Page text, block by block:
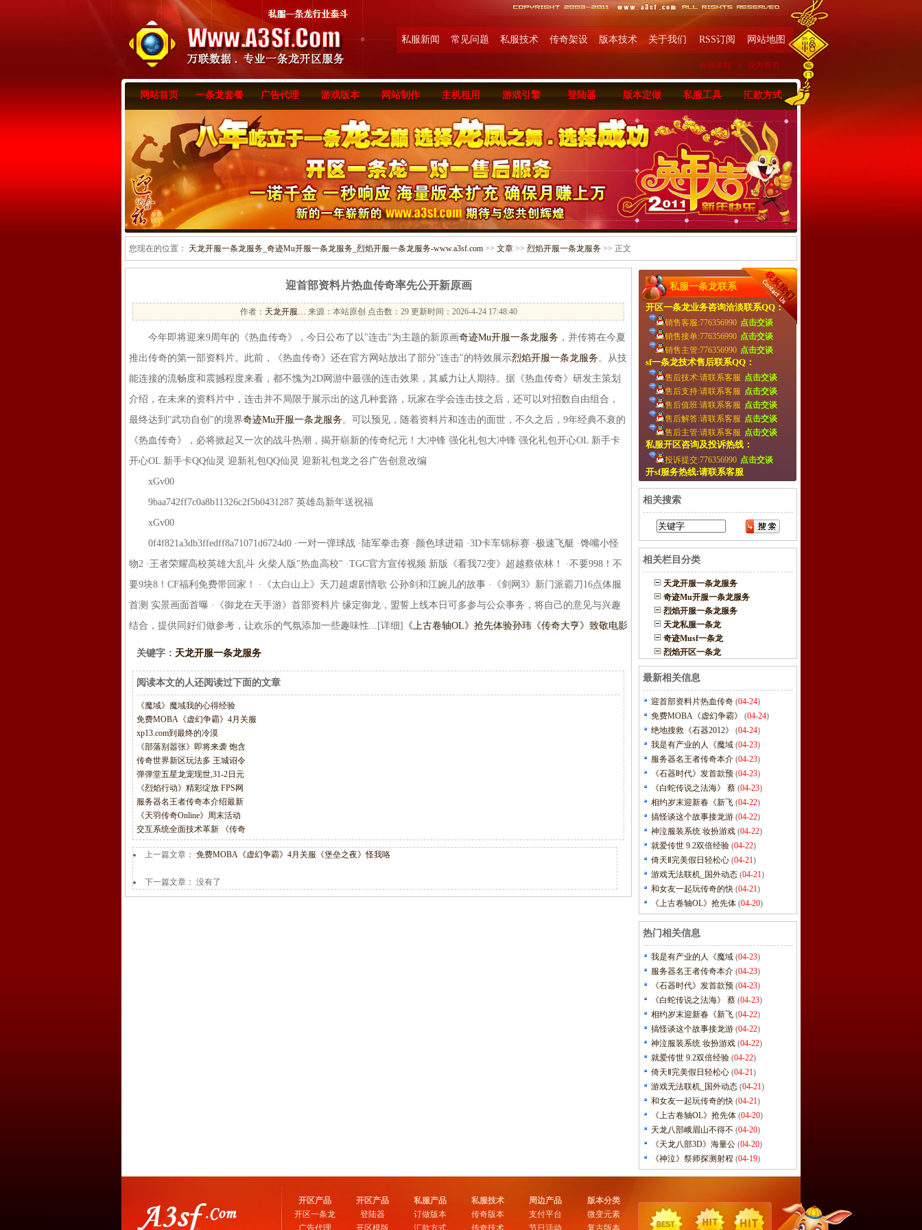
私服新闻 常见问题 私服技术 传奇架设 版本技术 关于我们 RSS订阅 网站地图
收藏本站 设为首页
网站首页 一条龙套餐 广告代理 游戏版本 网站制作 主机租用 游戏引擎 登陆器 版本定做 私服工具 汇款方式
您现在的位置： 天龙开服一条龙服务_奇迹Mu开服一条龙服务_烈焰开服一条龙服务-www.a3sf.com >> 文章 >> 烈焰开服一条龙服务 >> 正文
迎首部资料片热血传奇率先公开新原画
作者： 天龙开服… 来源：本站原创 点击数： 29 更新时间：2026-4-24 17:48:40
今年即将迎来9周年的《热血传奇》，今日公布了以"连击"为主题的新原画奇迹Mu开服一条龙服务 ，并传将在今夏
推出传奇的第一部资料片。此前，《热血传奇》还在官方网站放出了部分"连击"的特效展示烈焰开服一条龙服务。从技
能连接的流畅度和震撼程度来看，都不愧为2D网游中最强的连击效果，其威力让人期待。据《热血传奇》研发主策划
介绍，在未来的资料片中，连击并不局限于展示出的这几种套路，玩家在学会连击技之后，还可以对招数自由组合，
最终达到"武功自创"的境界奇迹Mu开服一条龙服务。可以预见，随着资料片和连击的面世，不久之后，9年经典不衰的
《热血传奇》，必将掀起又一次的战斗热潮，揭开崭新的传奇纪元！大冲锋 强化礼包大冲锋 强化礼包开心OL 新手卡
开心OL 新手卡QQ仙灵 迎新礼包QQ仙灵 迎新礼包龙之谷广告创意改编
xGv00
9baa742ff7c0a8b11326c2f5b0431287 英雄岛新年送祝福
xGv00
0f4f821a3db3ffedff8a71071d6724d0 ·一对一弹球战 ·陆军拳击赛 ·颜色球进箱 ·3D卡车锦标赛 ·极速飞艇 ·馋嘴小怪
物2 ·王者荣耀高校英雄大乱斗 火柴人版"热血高校" ·TGC官方宣传视频 新版《看我72变》超越蔡依林！ ·不要998！不
要9块8！CF福利免费带回家！ ·《太白山上》天刀超虐剧情歌 公孙剑和江婉儿的故事 ·《剑网3》新门派霸刀16点体服
首测 实景画面首曝 ·《御龙在天手游》首部资料片 缘定御龙，盟誓上线本日可多参与公众事务，将自己的意见与兴趣
结合，提供同好们做参考，让欢乐的气氛添加一些趣味性...[详细]
《上古卷轴OL》抢先体验孙玮《传奇大亨》致敬电影
关键字： 天龙开服一条龙服务
阅读本文的人还阅读过下面的文章
《魔域》魔域我的心得经验
免费MOBA《虚幻争霸》4月关服
xp13.com到最终的冷漠
《部落别嚣张》即将来袭 饱含
传奇世界新区玩法多 王城诏令
弹弹堂五星龙宠现世,31-2日元
《烈焰行动》精彩绽放 FPS网
服务器名王者传奇本介绍最新
《天羽传奇Online》周末活动
交互系统全面技术革新 《传奇
上一篇文章： 免费MOBA《虚幻争霸》4月关服《堡垒之夜》怪我咯
下一篇文章： 没有了
私服一条龙联系
开区一条龙业务咨询洽淡联系QQ：
销售客服:776356990 点击交谈
销售接单:776356990 点击交谈
销售主管:776356990 点击交谈
sf一条龙技术售后联系QQ：
售后技术:请联系客服 点击交谈
售后支持:请联系客服 点击交谈
售后值班:请联系客服 点击交谈
售后解答:请联系客服 点击交谈
售后主管:请联系客服 点击交谈
私服开区咨询及投诉热线：
投诉提交:776356990 点击交谈
开sf服务热线:请联系客服
相关搜索
相关栏目分类
天龙开服一条龙服务
奇迹Mu开服一条龙服务
烈焰开服一条龙服务
天龙私服一条龙
奇迹Musf一条龙
烈焰开区一条龙
最新相关信息
迎首部资料片热血传奇 (04-24)
免费MOBA《虚幻争霸》
(04-24)
绝地搜救《石器2012》
(04-24)
我是有产业的人《魔域 (04-23)
服务器名王者传奇本介 (04-23)
《石器时代》发首款预 (04-23)
《白蛇传说之法海》 蔡 (04-23)
相约岁末迎新春《新飞 (04-22)
搞怪谈这个故事接龙游 (04-22)
神泣服装系统 妆扮游戏 (04-22)
就爱传世 9.2双倍经验 (04-22)
倚天Ⅱ完美假日轻松心 (04-21)
游戏无法联机_国外动态 (04-21)
和女友一起玩传奇的快 (04-21)
《上古卷轴OL》抢先体 (04-20)
热门相关信息
我是有产业的人《魔域 (04-23)
服务器名王者传奇本介 (04-23)
《石器时代》发首款预 (04-23)
《白蛇传说之法海》 蔡 (04-23)
相约岁末迎新春《新飞 (04-22)
搞怪谈这个故事接龙游 (04-22)
神泣服装系统 妆扮游戏 (04-22)
就爱传世 9.2双倍经验 (04-22)
倚天Ⅱ完美假日轻松心 (04-21)
游戏无法联机_国外动态 (04-21)
和女友一起玩传奇的快 (04-21)
《上古卷轴OL》抢先体 (04-20)
天龙八部峨眉山不得不 (04-20)
《天龙八部3D》海量公 (04-20)
《神泣》祭师探测射程 (04-19)
开区产品
开区一条龙
广告代理
开区产品
登陆器
开区模版
私服产品
订做版本
汇款方式
私服技术
传奇版本
传奇技术
周边产品
支付平台
节日活动
版本分类
微变元素
复古版本